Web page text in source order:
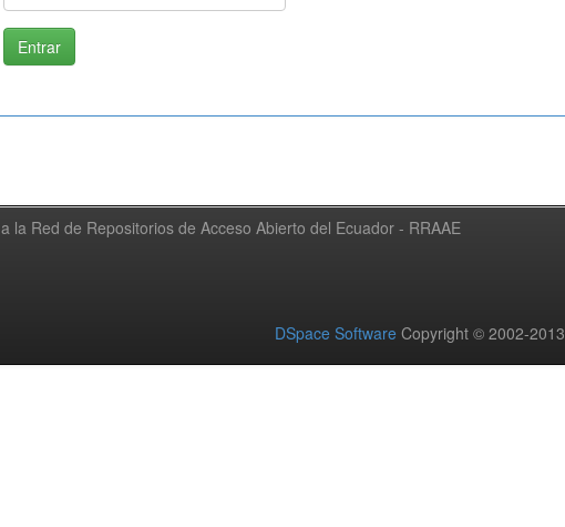
la Red de Repositorios de Acceso Abierto del Ecuador - RRAAE
DSpace Software Copyright © 2002-2013